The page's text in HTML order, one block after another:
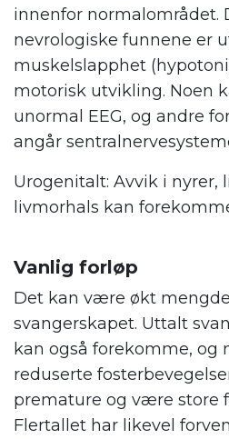
innenfor normalområdet.
nevrologiske funnene er
muskelslapphet
motorisk utvikling. Noen
unormal EEG, og andre
angår
Urogenitalt: Avvik i nyrer,
livmorhals kan
Vanlig forløp
Det kan være økt
svangerskapet. Uttalt
kan også forekomme, og
reduserte
premature og være store
Flertallet har likevel